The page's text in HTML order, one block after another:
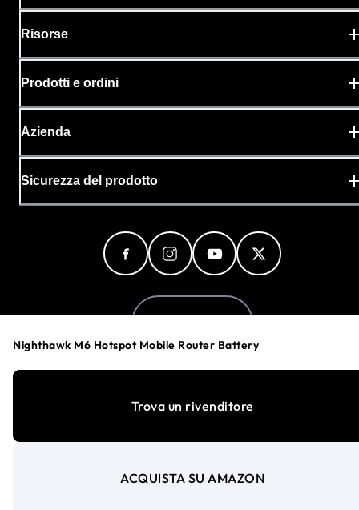
Nighthawk M6 Hotspot Mobile Router Battery
Trova un rivenditore
ACQUISTA SU AMAZON
Risorse
Prodotti e ordini
Azienda
Sicurezza del prodotto
Preferenze cookie
Termini e condizioni
©1996-2026NETGEAR®